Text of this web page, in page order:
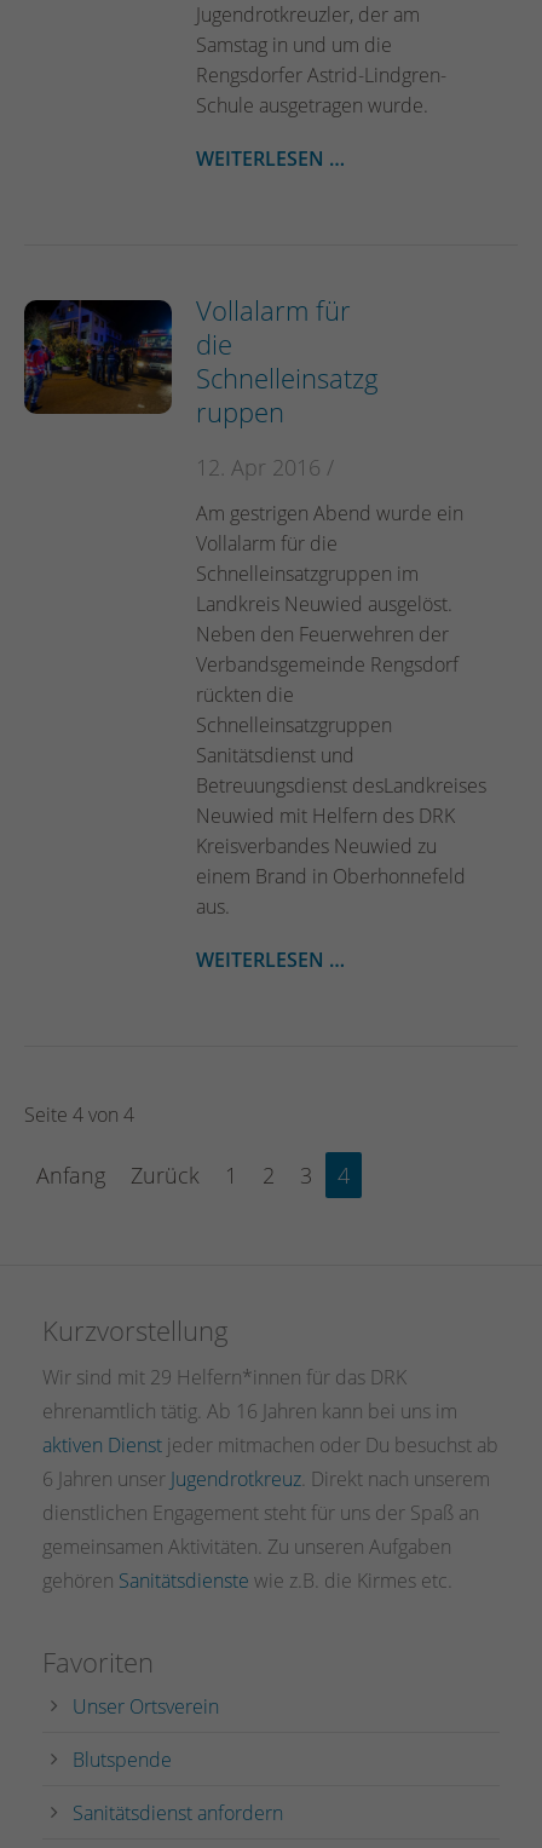
Jugendrotkreuzler, der am
Samstag in und um die
Rengsdorfer Astrid-Lindgren-
Schule ausgetragen wurde.
WEITERLESEN …
Vollalarm für
die
Schnelleinsatzg
ruppen
12. Apr 2016 /
Am gestrigen Abend wurde ein
Vollalarm für die
Schnelleinsatzgruppen im
Landkreis Neuwied ausgelöst.
Neben den Feuerwehren der
Verbandsgemeinde Rengsdorf
rückten die
Schnelleinsatzgruppen
Sanitätsdienst und
Betreuungsdienst desLandkreises
Neuwied mit Helfern des DRK
Kreisverbandes Neuwied zu
einem Brand in Oberhonnefeld
aus.
WEITERLESEN …
Seite 4 von 4
Anfang Zurück 1 2 3 4
Kurzvorstellung
Wir sind mit 29 Helfern*innen für das DRK
ehrenamtlich tätig. Ab 16 Jahren kann bei uns im
aktiven Dienst jeder mitmachen oder Du besuchst ab
6 Jahren unser Jugendrotkreuz. Direkt nach unserem
dienstlichen Engagement steht für uns der Spaß an
gemeinsamen Aktivitäten. Zu unseren Aufgaben
gehören Sanitätsdienste wie z.B. die Kirmes etc.
Favoriten
Unser Ortsverein
Blutspende
Sanitätsdienst anfordern